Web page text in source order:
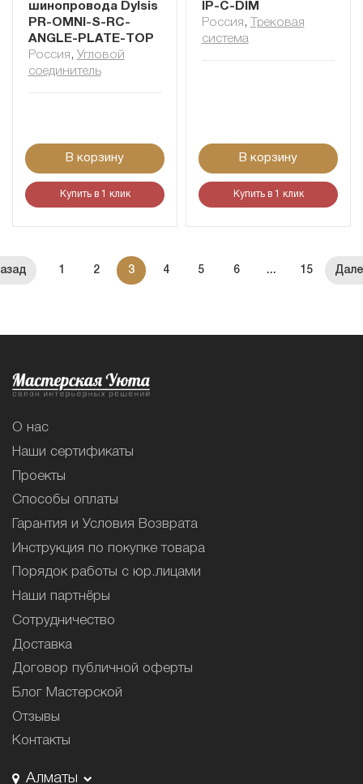
шинопровода Dylsis
PR-OMNI-S-RC-
ANGLE-PLATE-TOP
Россия , Угловой
соединитель
В корзину
Купить в 1 клик
IP-C-DIM
Россия ,
Трековая
система
В корзину
Купить в 1 клик
1 2 3 4 5 6 ... 15
О нас
Наши сертификаты
Проекты
Способы оплаты
Гарантия и Условия Возврата
Инструкция по покупке товара
Порядок работы с юр.лицами
Наши партнёры
Сотрудничество
Доставка
Договор публичной оферты
Блог Мастерской
Отзывы
Контакты
Алматы